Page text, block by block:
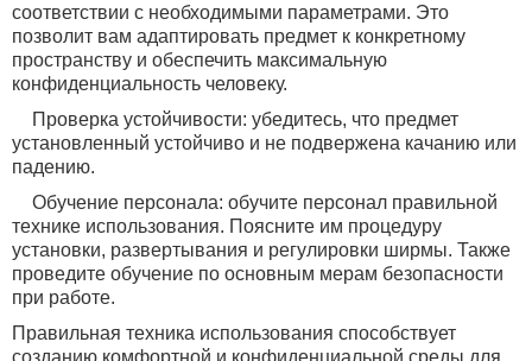
соответствии с необходимыми параметрами. Это
позволит вам адаптировать предмет к конкретному
пространству и обеспечить максимальную
конфиденциальность человеку.
Проверка устойчивости: убедитесь, что предмет
установленный устойчиво и не подвержена качанию или
падению.
Обучение персонала: обучите персонал правильной
технике использования. Поясните им процедуру
установки, развертывания и регулировки ширмы. Также
проведите обучение по основным мерам безопасности
при работе.
Правильная техника использования способствует
созданию комфортной и конфиденциальной среды для